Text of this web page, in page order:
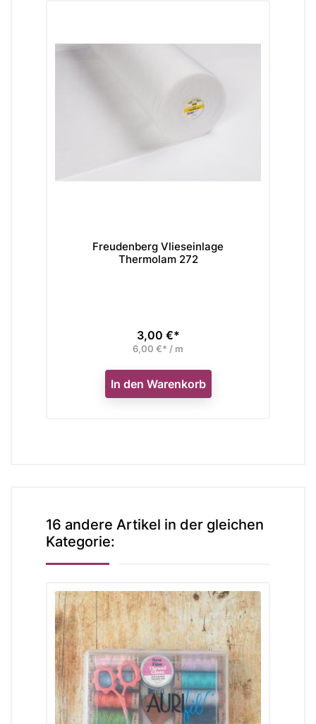
Freudenberg Vlieseinlage
Thermolam 272
Preis
3,00 €*
6,00 €* / m
In den Warenkorb
16 andere Artikel in der gleichen
Kategorie: